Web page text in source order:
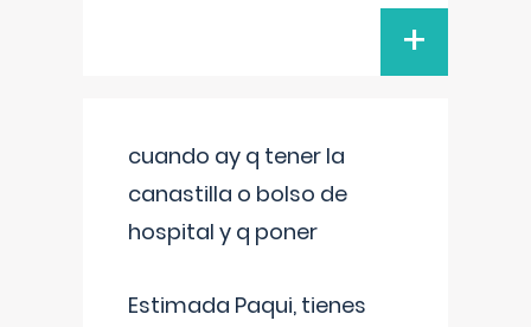
+
cuando ay q tener la
canastilla o bolso de
hospital y q poner
Estimada Paqui, tienes